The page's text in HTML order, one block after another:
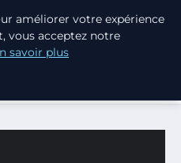
DE RECHERCHE EN…
améliorer votre expérience
vous acceptez notre
savoir plus